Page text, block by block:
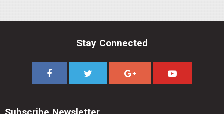
Stay Connected